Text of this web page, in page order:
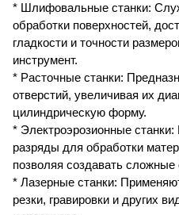
* Шлифовальные станки:
обработки поверхностей,
гладкости и точности
инструмент.
* Расточные станки:
отверстий, увеличивая их
цилиндрическую форму.
* Электроэрозионные
разряды для обработки
позволяя создавать
* Лазерные станки:
резки, гравировки и других